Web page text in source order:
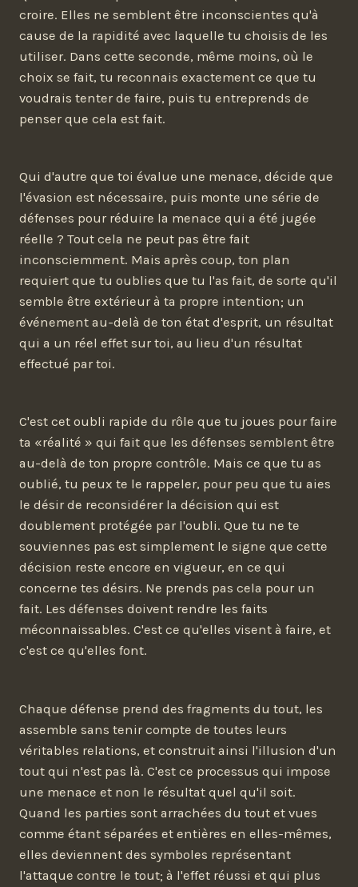
croire. Elles ne semblent être inconscientes qu'à
cause de la rapidité avec laquelle tu choisis de les
utiliser. Dans cette seconde, même moins, où le
choix se fait, tu reconnais exactement ce que tu
voudrais tenter de faire, puis tu entreprends de
penser que cela est fait.
Qui d'autre que toi évalue une menace, décide que
l'évasion est nécessaire, puis monte une série de
défenses pour réduire la menace qui a été jugée
réelle ? Tout cela ne peut pas être fait
inconsciemment. Mais après coup, ton plan
requiert que tu oublies que tu l'as fait, de sorte qu'il
semble être extérieur à ta propre intention; un
événement au-delà de ton état d'esprit, un résultat
qui a un réel effet sur toi, au lieu d'un résultat
effectué par toi.
C'est cet oubli rapide du rôle que tu joues pour faire
ta «réalité » qui fait que les défenses semblent être
au-delà de ton propre contrôle. Mais ce que tu as
oublié, tu peux te le rappeler, pour peu que tu aies
le désir de reconsidérer la décision qui est
doublement protégée par l'oubli. Que tu ne te
souviennes pas est simplement le signe que cette
décision reste encore en vigueur, en ce qui
concerne tes désirs. Ne prends pas cela pour un
fait. Les défenses doivent rendre les faits
méconnaissables. C'est ce qu'elles visent à faire, et
c'est ce qu'elles font.
Chaque défense prend des fragments du tout, les
assemble sans tenir compte de toutes leurs
véritables relations, et construit ainsi l'illusion d'un
tout qui n'est pas là. C'est ce processus qui impose
une menace et non le résultat quel qu'il soit.
Quand les parties sont arrachées du tout et vues
comme étant séparées et entières en elles-mêmes,
elles deviennent des symboles représentant
l'attaque contre le tout; à l'effet réussi et qui plus